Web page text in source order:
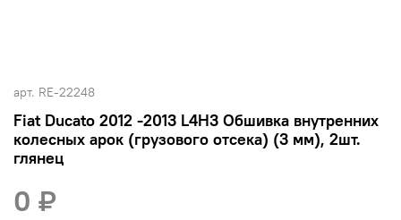
арт. RE-22248
Fiat Ducato 2012 -2013 L4H3 Обшивка внутренних
колесных арок (грузового отсека) (3 мм), 2шт.
глянец
0 ₽